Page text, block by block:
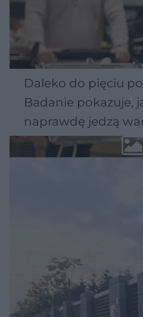
Daleko do pięciu
Badanie pokazuje,
naprawdę jedzą